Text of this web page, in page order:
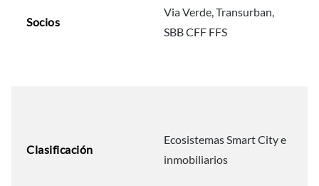
Socios
Clasificación
Via Verde, Transurban,
SBB CFF FFS
Ecosistemas Smart City e
inmobiliarios